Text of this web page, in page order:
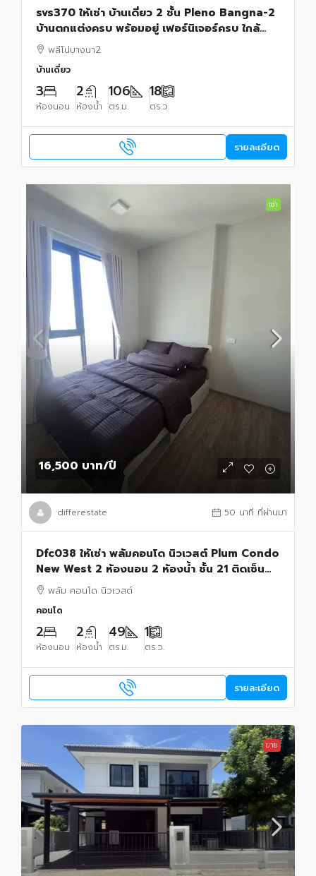
svs370 ให้เช่า บ้านเดี่ยว 2 ชั้น Pleno Bangna-2
บ้านตกแต่งครบ พร้อมอยู่ เฟอร์นิเจอร์ครบ ใกล้
Mega Bangna
พลีโน่บางนา2
บ้านเดี่ยว
3
ห้องนอน
2
ห้องน้ำ
106
ตร.ม.
18
ตร.ว.
รายละเอียด
เช่า
16,500 บาท/ปี
differestate 50 นาที ที่ผ่านมา
Dfc038 ให้เช่า พลัมคอนโด นิวเวสต์ Plum Condo
New West 2 ห้องนอน 2 ห้องน้ำ ชั้น 21 ติดเซ็น
ทรัลเวสเกต ใกล้ MRT ตลาดบางใหญ่
พลัม คอนโด นิวเวสต์
คอนโด
2
ห้องนอน
2
ห้องน้ำ
49
ตร.ม.
1
ตร.ว.
รายละเอียด
ขาย